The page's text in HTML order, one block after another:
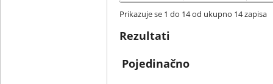
Prikazuje se 1 do 14 od ukupno 14 zapisa
Rezultati
Pojedinačno